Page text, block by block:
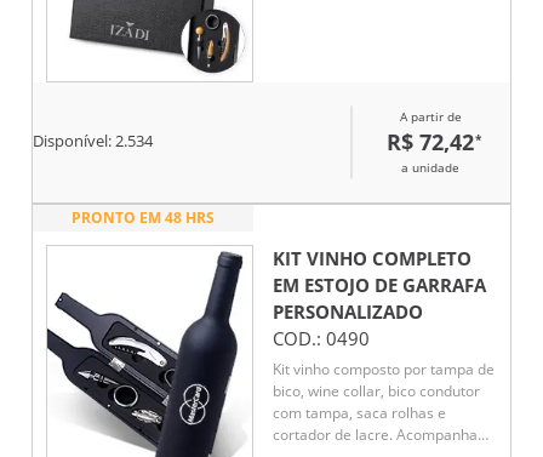
Disponível:2.534
A partir de
R$ 72,42*
a unidade
PRONTO EM 48 HRS
KIT VINHO COMPLETO
EM ESTOJO DE GARRAFA
PERSONALIZADO
COD.: 0490
Kit vinho composto por tampa de
bico, wine collar, bico condutor
com tampa, saca rolhas e
cortador de lacre. Acompanha